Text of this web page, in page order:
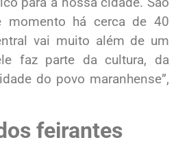
momento há cerca de 40
vai muito além de um
faz parte da cultura, da
do povo maranhense”,
feirantes